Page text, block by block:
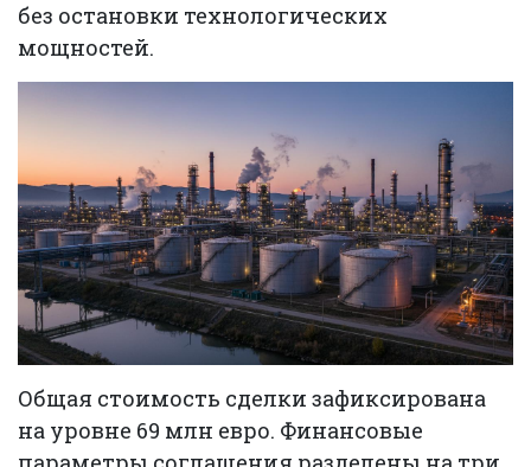
без остановки технологических
мощностей.
Общая стоимость сделки зафиксирована
на уровне 69 млн евро. Финансовые